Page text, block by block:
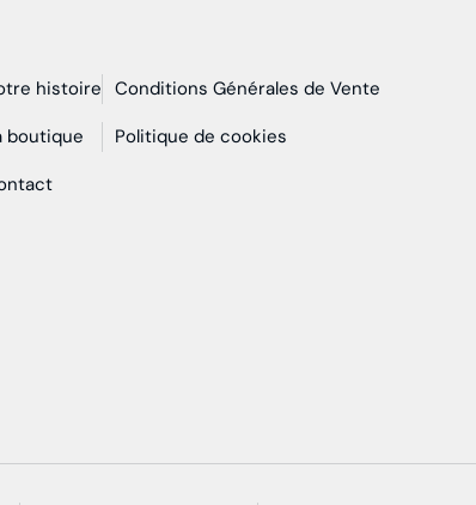
histoire
boutique
Conditions Générales de Vente
Politique de cookies